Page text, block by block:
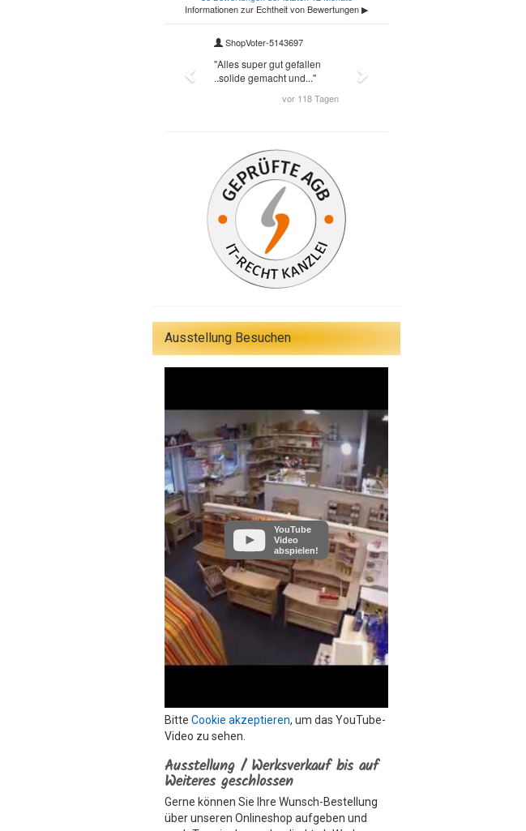
Ausstellung Besuchen
YouTube
Video
abspielen!
Bitte Cookie akzeptieren, um das YouTube-
Video zu sehen.
Ausstellung / Werksverkauf bis auf
Weiteres geschlossen
Gerne können Sie Ihre Wunsch-Bestellung
über unseren Onlineshop aufgeben und